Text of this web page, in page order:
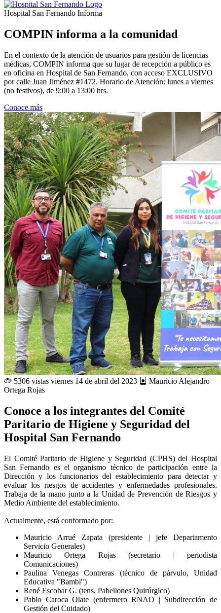
Hospital San Fernando Informa
COMPIN informa a la comunidad
En el contexto de la atención de usuarios para gestión de licencias
médicas, COMPIN informa que su lugar de recepción a público es
en oficina en Hospital de San Fernando, con acceso EXCLUSIVO
por calle Juan Jiménez #1472. Horario de Atención: lunes a viernes
(no festivos), de 9:00 a 13:00 hrs.
Conoce más
5306 vistas viernes 14 de abril del 2023
Mauricio Alejandro
Ortega Rojas
Conoce a los integrantes del Comité
Paritario de Higiene y Seguridad del
Hospital San Fernando
El Comité Paritario de Higiene y Seguridad (CPHS) del Hospital
San Fernando es el organismo técnico de participación entre la
Dirección y los funcionarios del establecimiento para detectar y
evaluar los riesgos de accidentes y enfermedades profesionales.
Trabaja de la mano junto a la Unidad de Prevención de Riesgos y
Medio Ambiente del establecimiento.
Actualmente, está conformado por:
Mauricio Arrué Zapata (presidente | jefe Departamento
Servicio Generales)
Mauricio Ortega Rojas (secretario | periodista
Comunicaciones)
Paulina Venegas Contreras (técnico de párvulo, Unidad
Educativa "Bambi")
René Escobar G. (tens, Pabellones Quirúrgico)
Pablo Caroca Olate (enfermero RNAO | Subdirección de
Gestión del Cuidado)